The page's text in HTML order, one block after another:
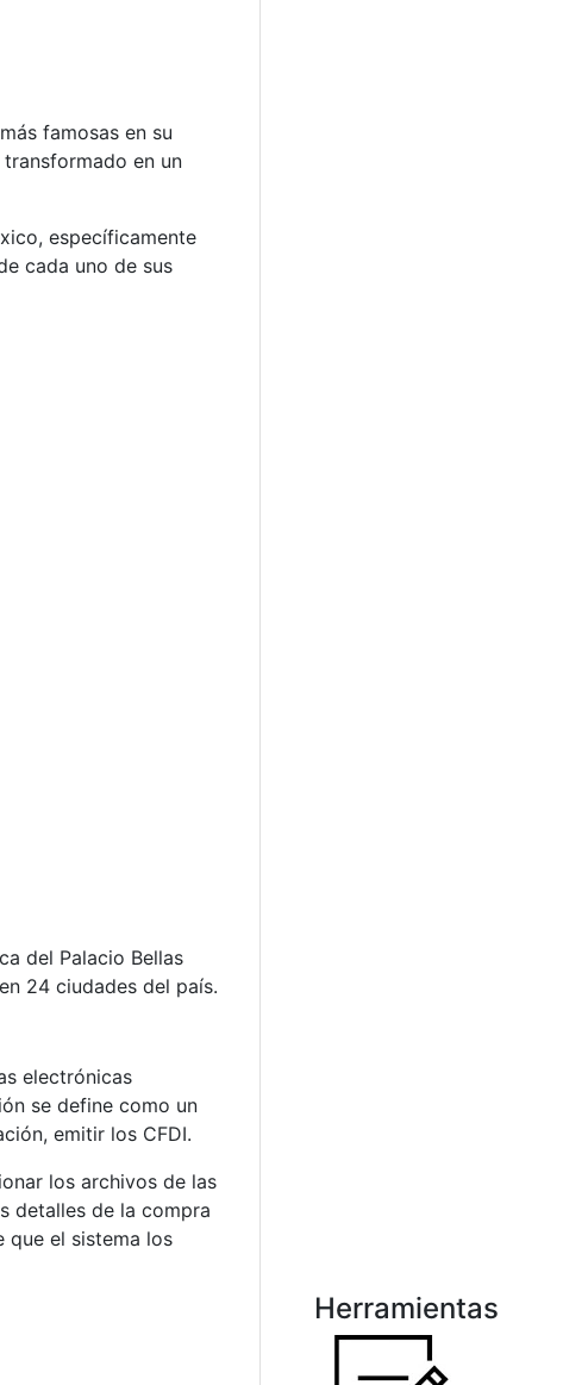
famosas en su
en un
específicamente
cada uno de sus
del Palacio Bellas
24 ciudades del país.
electrónicas
se define como un
emitir los CFDI.
los archivos de las
detalles de la compra
que el sistema los
Herramientas